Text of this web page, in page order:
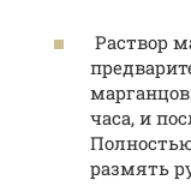
Раствор
часа, и
размять